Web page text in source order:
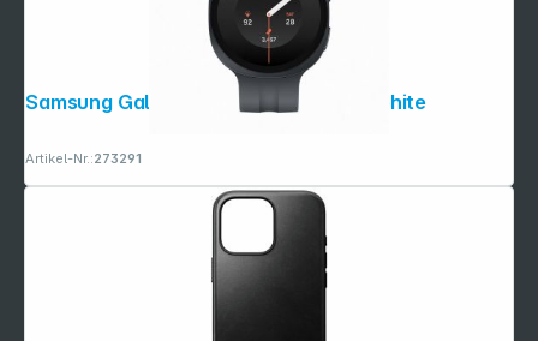
Samsung Galaxy Watch9 (40mm) graphite
Artikel-Nr.:273291